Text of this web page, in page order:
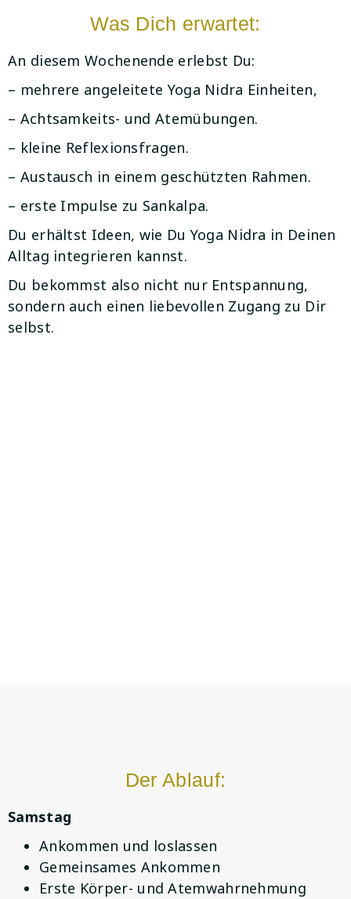
Was Dich erwartet:
An diesem Wochenende erlebst Du:
– mehrere angeleitete Yoga Nidra Einheiten,
– Achtsamkeits- und Atemübungen.
– kleine Reflexionsfragen.
– Austausch in einem geschützten Rahmen.
– erste Impulse zu Sankalpa.
Du erhältst Ideen, wie Du Yoga Nidra in Deinen
Alltag integrieren kannst.
Du bekommst also nicht nur Entspannung,
sondern auch einen liebevollen Zugang zu Dir
selbst.
Der Ablauf:
Samstag
Ankommen und loslassen
Gemeinsames Ankommen
Erste Körper- und Atemwahrnehmung